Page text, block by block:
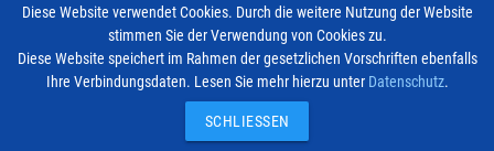
doneAUSWÄHLEN
Vertrag widerrufen
© 2026
Diese Website verwendet Cookies. Durch die weitere Nutzung der Website
stimmen Sie der Verwendung von Cookies zu.
Diese Website speichert im Rahmen der gesetzlichen Vorschriften ebenfalls
Ihre Verbindungsdaten. Lesen Sie mehr hierzu unter Datenschutz.
SCHLIESSEN